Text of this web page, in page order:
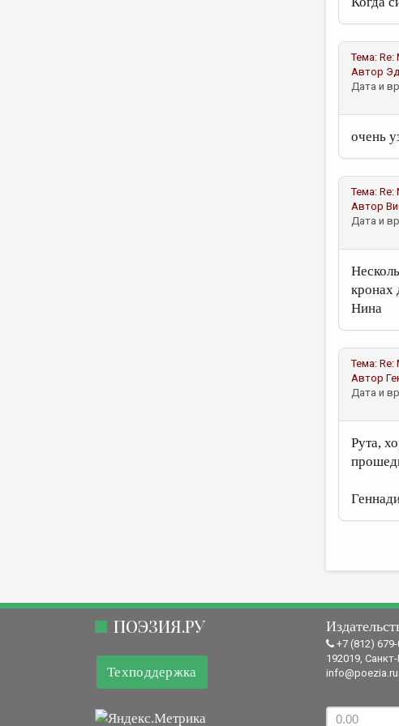
Тема: Re:
Автор
Дата и
очень
Тема: Re:
Автор
Дата и
кронах
Нина
Тема: Re:
Автор
Дата и
Рута,
ПОЭЗИЯ.РУ
Техподдержка
+7 (812)
192019,
info@poezia.ru